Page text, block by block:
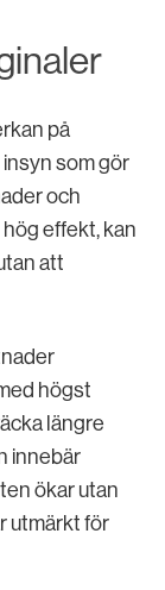
på
som gör
och
effekt, kan
att
högst
längre
innebär
ökar utan
utmärkt för